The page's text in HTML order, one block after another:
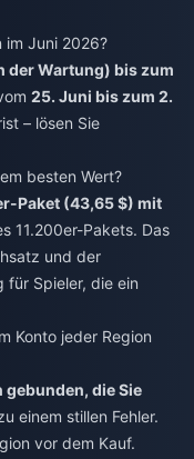
im Juni 2026?
der Wartung) bis zum
25. Juni bis zum 2.
– lösen Sie
besten Wert?
Paket (43,65 $) mit
11.200er-Pakets. Das
und der
für Spieler, die ein
Konto jeder Region
gebunden, die Sie
einem stillen Fehler.
vor dem Kauf.